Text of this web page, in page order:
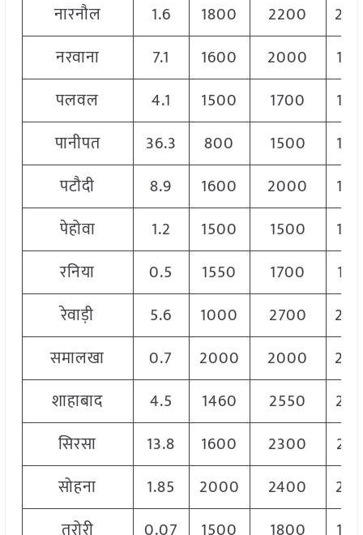
नारनौल
1.6 1800 2200
नरवाना
7.1 1600 2000
पलवल
4.1 1500 1700
पानीपत
36.3 800 1500
पटौदी
8.9 1600 2000
पेहोवा
1.2 1500 1500
रनिया
0.5 1550 1700
रेवाड़ी
5.6 1000 2700
समालखा
0.7 2000 2000
शाहाबाद
4.5 1460 2550
सिरसा
13.8 1600 2300
सोहना
1.85 2000 2400